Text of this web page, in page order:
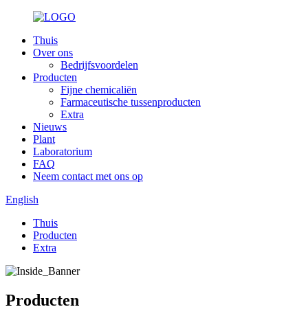
Thuis
Over ons
Bedrijfsvoordelen
Producten
Fijne chemicaliën
Farmaceutische tussenproducten
Extra
Nieuws
Plant
Laboratorium
FAQ
Neem contact met ons op
English
Thuis
Producten
Extra
Producten